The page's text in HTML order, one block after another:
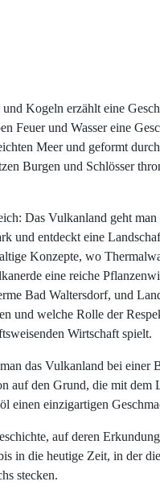
Kogeln erzählt eine
Feuer und Wasser eine
Meer und geformt
Burgen und Schlösser
Das Vulkanland geht
und entdeckt eine
Konzepte, wo
eine reiche
Bad Waltersdorf, und
und welche Rolle der
Wirtschaft spielt.
das Vulkanland bei einer
auf den Grund, die mit dem
einen einzigartigen
auf deren
in die heutige Zeit, in der
stecken.